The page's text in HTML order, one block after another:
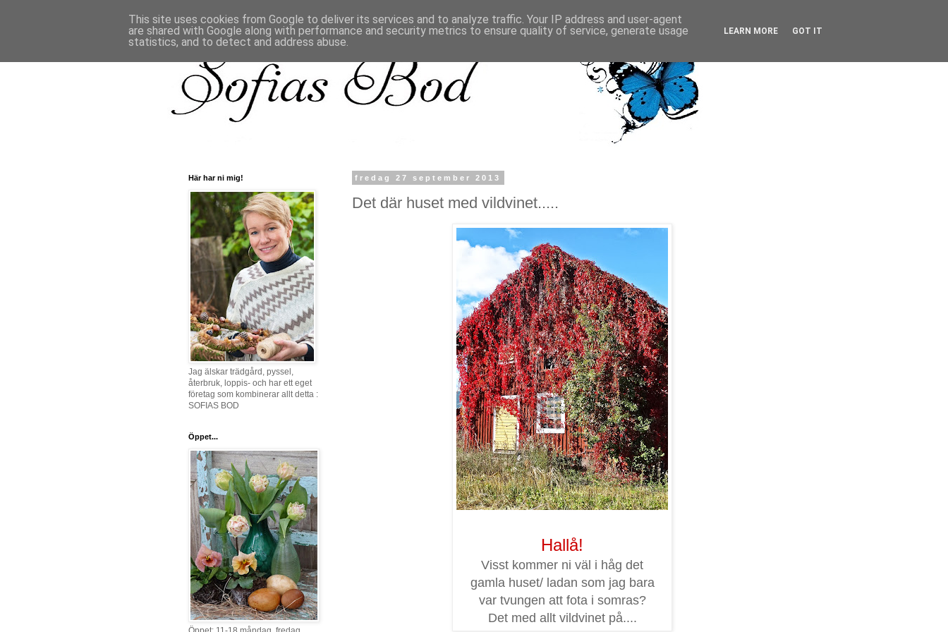
fredag 27 september 2013
Det där huset med vildvinet.....
Hallå!
Visst kommer ni väl i håg det
gamla huset/ ladan som jag bara
var tvungen att fota i somras?
Det med allt vildvinet på....
Här har ni mig!
Jag älskar trädgård, pyssel,
återbruk, loppis- och har ett eget
företag som kombinerar allt detta :
SOFIAS BOD
Öppet...
This site uses cookies from Google to deliver its services and to analyze traffic. Your IP address and user-agent
are shared with Google along with performance and security metrics to ensure quality of service, generate usage
statistics, and to detect and address abuse.
LEARN MORE GOT IT